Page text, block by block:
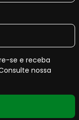
se e receba
nossa